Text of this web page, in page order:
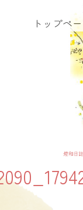
トップペ